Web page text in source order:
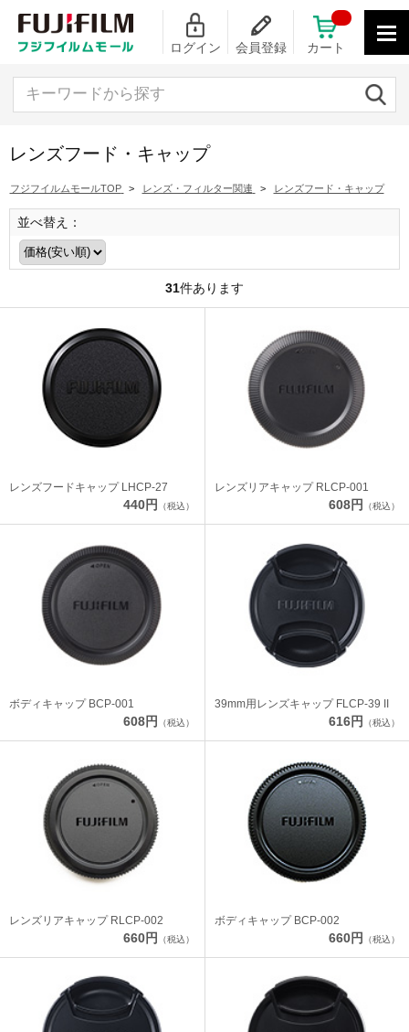
ログイン 会員登録
レンズフード・キャップ
フジフイルムモールTOP > レンズ・フィルター関連 > レンズフード・キャップ
並べ替え：
31件あります
レンズフードキャップ LHCP-27
440円 （税込）
レンズリアキャップ RLCP-001
608円 （税込）
ボディキャップ BCP-001
608円 （税込）
39mm用レンズキャップ FLCP-39 II
616円 （税込）
レンズリアキャップ RLCP-002
660円 （税込）
ボディキャップ BCP-002
660円 （税込）